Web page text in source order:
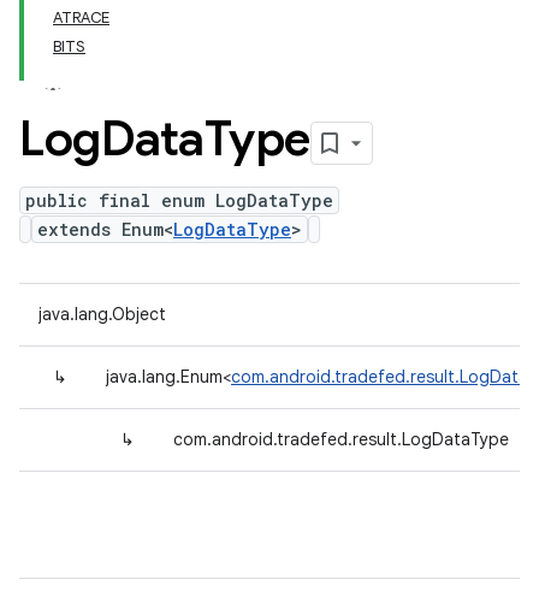
ATRACE
BITS
LogDataType
public final enum LogDataType
extends Enum<LogDataType>
java.lang.Object
↳ java.lang.Enum<
↳ com.android.tradefed.result.LogDataType